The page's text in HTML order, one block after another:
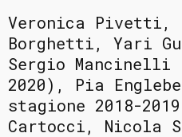
Veronica Pivetti,
Borghetti, Yari
Sergio Mancinelli
2020), Pia
stagione 2018-
Cartocci, Nicola